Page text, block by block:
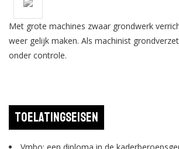
Met grote machines zwaar grondwerk
weer gelijk maken. Als machinist
onder controle.
Toelatingseisen